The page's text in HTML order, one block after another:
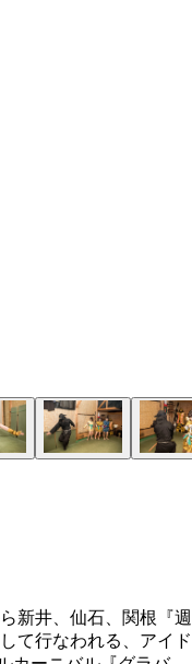
新井、仙石、関根『週
て行なわれる、アイド